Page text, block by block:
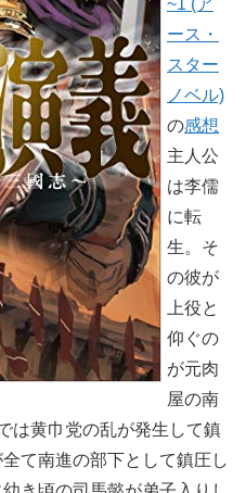
ース・
スター
ノベル)
の感想
主人公
は李儒
に転
生。そ
の彼が
上役と
仰ぐの
が元肉
屋の南
は黄巾党の乱が発生して鎮
て南進の部下として鎮圧し